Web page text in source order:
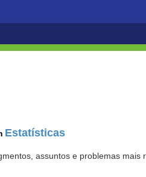
Estatísticas
assuntos e problemas mais